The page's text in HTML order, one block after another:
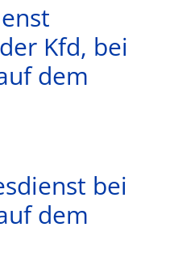
Kfd, bei
dem
bei
dem